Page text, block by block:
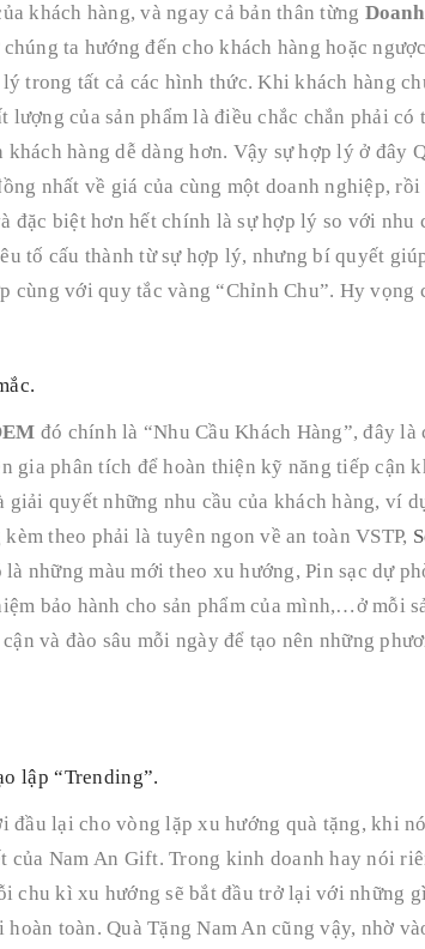
khách hàng, và ngay cả bản thân từng
ta hướng đến cho khách hàng hoặc
trong tất cả các hình thức. Khi khách hàng
lượng của sản phẩm là điều chắc chắn phải có
hàng dễ dàng hơn. Vậy sự hợp lý ở đây
nhất về giá của cùng một doanh nghiệp, rồi
đặc biệt hơn hết chính là sự hợp lý so với nhu
tố cấu thành từ sự hợp lý, nhưng bí quyết
với quy tắc vàng “Chỉnh Chu”. Hy vọng
đó chính là “Nhu Cầu Khách Hàng”, đây là
gia phân tích để hoàn thiện kỹ năng tiếp cận
giải quyết những nhu cầu của khách hàng, ví
theo phải là tuyên ngon về an toàn VSTP,
những màu mới theo xu hướng, Pin sạc dự
bảo hành cho sản phẩm của mình,…ở mỗi
và đào sâu mỗi ngày để tạo nên những
lập “Trending”.
lại cho vòng lặp xu hướng quà tặng, khi
Nam An Gift. Trong kinh doanh hay nói
chu kì xu hướng sẽ bắt đầu trở lại với những
toàn. Quà Tặng Nam An cũng vậy, nhờ